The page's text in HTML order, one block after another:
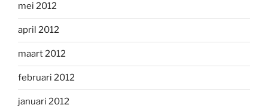
mei 2012
april 2012
maart 2012
februari 2012
januari 2012